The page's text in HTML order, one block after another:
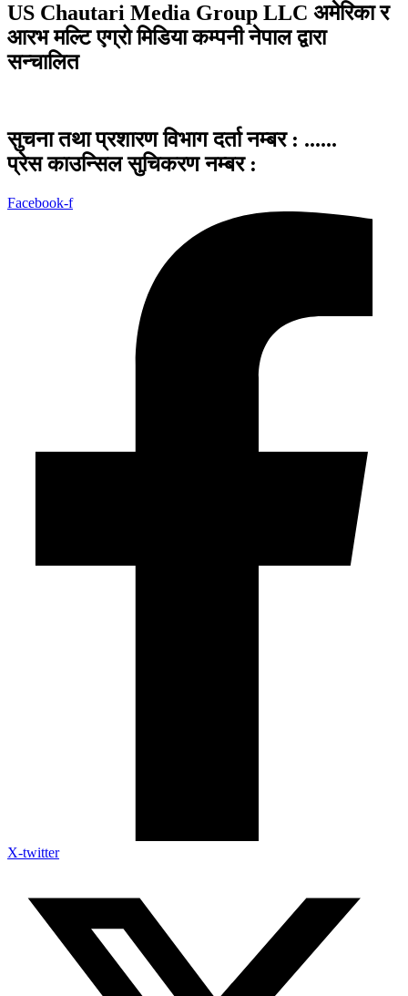
US Chautari Media Group LLC अमेरिका र
आरभ मल्टि एग्रो मिडिया कम्पनी नेपाल द्वारा
सन्चालित
सुचना तथा प्रशारण विभाग दर्ता नम्बर : ......
प्रेस काउन्सिल सुचिकरण नम्बर :
Facebook-f
X-twitter